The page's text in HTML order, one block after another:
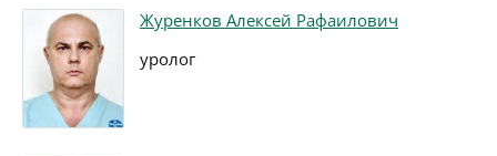
Журенков Алексей Рафаилович
уролог